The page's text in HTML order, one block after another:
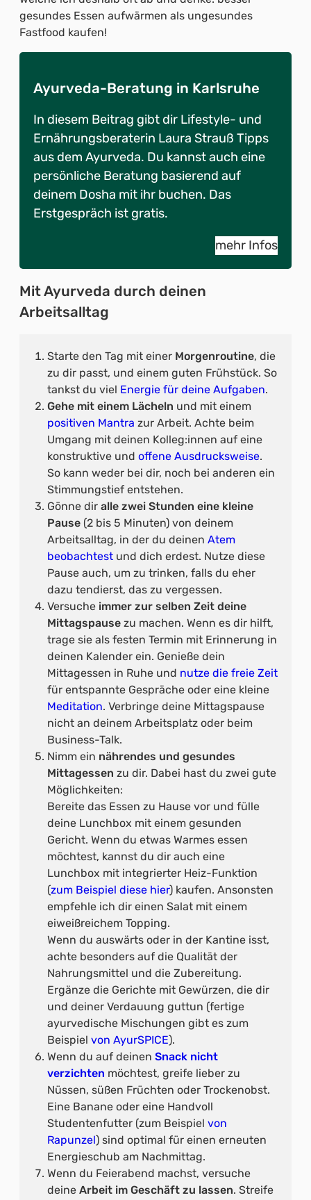
gesundes Essen aufwärmen als ungesundes
Fastfood kaufen!
Ayurveda-Beratung in Karlsruhe
In diesem Beitrag gibt dir Lifestyle- und
Ernährungsberaterin Laura Strauß Tipps
aus dem Ayurveda. Du kannst auch eine
persönliche Beratung basierend auf
deinem Dosha mit ihr buchen. Das
Erstgespräch ist gratis.
mehr Infos
Mit Ayurveda durch deinen
Arbeitsalltag
Starte den Tag mit einer Morgenroutine, die
zu dir passt, und einem guten Frühstück. So
tankst du viel Energie für deine Aufgaben.
Gehe mit einem Lächeln und mit einem
positiven Mantra zur Arbeit. Achte beim
Umgang mit deinen Kolleg:innen auf eine
konstruktive und offene Ausdrucksweise.
So kann weder bei dir, noch bei anderen ein
Stimmungstief entstehen.
Gönne dir alle zwei Stunden eine kleine
Pause (2 bis 5 Minuten) von deinem
Arbeitsalltag, in der du deinen Atem
beobachtest und dich erdest. Nutze diese
Pause auch, um zu trinken, falls du eher
dazu tendierst, das zu vergessen.
Versuche immer zur selben Zeit deine
Mittagspause zu machen. Wenn es dir hilft,
trage sie als festen Termin mit Erinnerung in
deinen Kalender ein. Genieße dein
Mittagessen in Ruhe und nutze die freie Zeit
für entspannte Gespräche oder eine kleine
Meditation. Verbringe deine Mittagspause
nicht an deinem Arbeitsplatz oder beim
Business-Talk.
Nimm ein nährendes und gesundes
Mittagessen zu dir. Dabei hast du zwei gute
Möglichkeiten:
Bereite das Essen zu Hause vor und fülle
deine Lunchbox mit einem gesunden
Gericht. Wenn du etwas Warmes essen
möchtest, kannst du dir auch eine
Lunchbox mit integrierter Heiz-Funktion
(zum Beispiel diese hier) kaufen. Ansonsten
empfehle ich dir einen Salat mit einem
eiweißreichem Topping.
Wenn du auswärts oder in der Kantine isst,
achte besonders auf die Qualität der
Nahrungsmittel und die Zubereitung.
Ergänze die Gerichte mit Gewürzen, die dir
und deiner Verdauung guttun (fertige
ayurvedische Mischungen gibt es zum
Beispiel von AyurSPICE).
Wenn du auf deinen Snack nicht
verzichten möchtest, greife lieber zu
Nüssen, süßen Früchten oder Trockenobst.
Eine Banane oder eine Handvoll
Studentenfutter (zum Beispiel von
Rapunzel) sind optimal für einen erneuten
Energieschub am Nachmittag.
Wenn du Feierabend machst, versuche
deine Arbeit im Geschäft zu lassen. Streife